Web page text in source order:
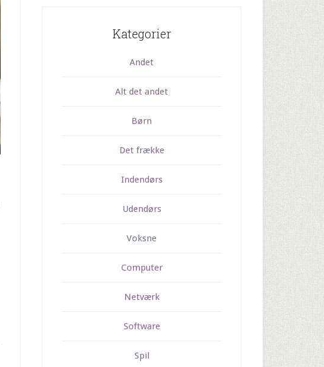
Kategorier
Andet
Alt det andet
Børn
Det frække
Indendørs
Udendørs
Voksne
Computer
Netværk
Software
Spil